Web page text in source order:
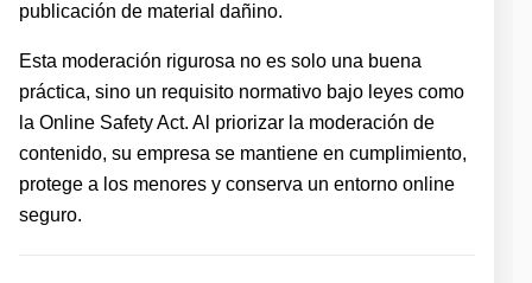
publicación de material dañino.
Esta moderación rigurosa no es solo una buena
práctica, sino un requisito normativo bajo leyes como
la Online Safety Act. Al priorizar la moderación de
contenido, su empresa se mantiene en cumplimiento,
protege a los menores y conserva un entorno online
seguro.